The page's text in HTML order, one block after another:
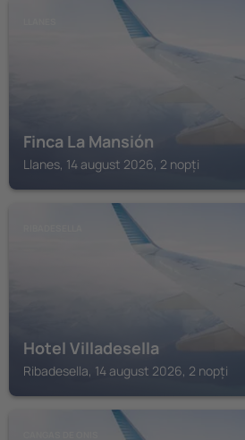
Finca La Mansión
Llanes, 14 august 2026, 2 nopți
Hotel Villadesella
Ribadesella, 14 august 2026, 2 nopți